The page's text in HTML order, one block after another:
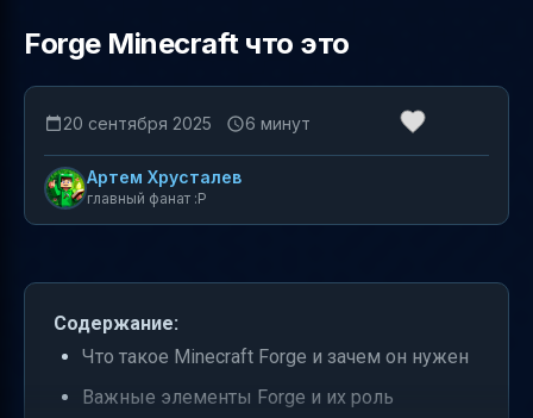
Forge Minecraft что это
20 сентября 2025 6 минут
Артем Хрусталев
главный фанат :P
Содержание:
Что такое Minecraft Forge и зачем он нужен
Важные элементы Forge и их роль